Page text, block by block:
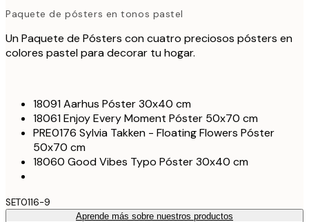
Paquete de pósters en tonos pastel
Un Paquete de Pósters con cuatro preciosos pósters en
colores pastel para decorar tu hogar.
18091 Aarhus Póster 30x40 cm
18061 Enjoy Every Moment Póster 50x70 cm
PRE0176 Sylvia Takken - Floating Flowers Póster
50x70 cm
18060 Good Vibes Typo Póster 30x40 cm
SET0116-9
Aprende más sobre nuestros productos